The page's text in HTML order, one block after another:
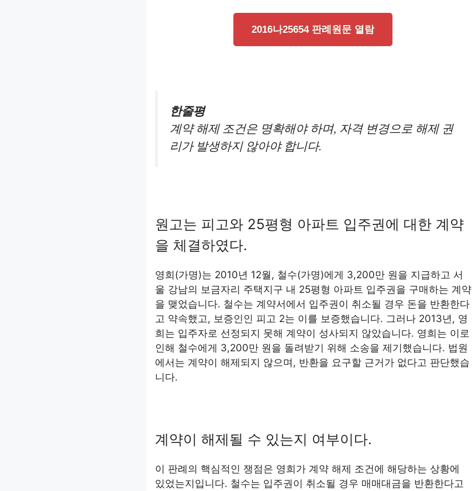
2016나25654 판례원문 열람
한줄평
계약 해제 조건은 명확해야 하며, 자격 변경으로 해제 권
리가 발생하지 않아야 합니다.
원고는 피고와 25평형 아파트 입주권에 대한 계약
을 체결하였다.
영희(가명)는 2010년 12월, 철수(가명)에게 3,200만 원을 지급하고 서
울 강남의 보금자리 주택지구 내 25평형 아파트 입주권을 구매하는 계약
을 맺었습니다. 철수는 계약서에서 입주권이 취소될 경우 돈을 반환한다
고 약속했고, 보증인인 피고 2는 이를 보증했습니다. 그러나 2013년, 영
희는 입주자로 선정되지 못해 계약이 성사되지 않았습니다. 영희는 이로
인해 철수에게 3,200만 원을 돌려받기 위해 소송을 제기했습니다. 법원
에서는 계약이 해제되지 않으며, 반환을 요구할 근거가 없다고 판단했습
니다.
계약이 해제될 수 있는지 여부이다.
이 판례의 핵심적인 쟁점은 영희가 계약 해제 조건에 해당하는 상황에
있었는지입니다. 철수는 입주권이 취소될 경우 매매대금을 반환한다고